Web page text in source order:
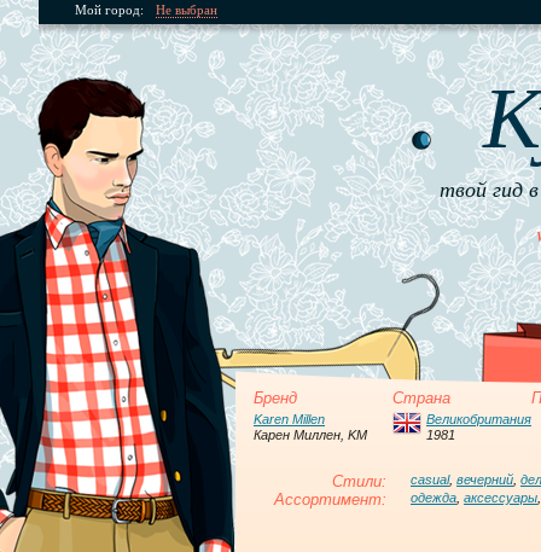
Мой город: Не выбран
твой гид
Бренд Страна
Karen Millen
Карен Миллен, KM
Великобритания
1981
Стили: casual, вечерний
Ассортимент: одежда аксессуары